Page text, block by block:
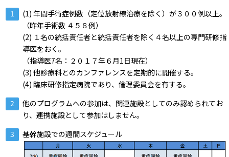
(1) 年間手術症例数（定位放射線治療を除く）が３００例以上。
（昨年手術数 ４５８例）
(2) １名の統括責任者と統括責任者を除く４名以上の専門研修指
導医をおく。
（指導医7名：２０１７年６月1日現在）
(3) 他診療科とのカンファレンスを定期的に開催する。
(4) 臨床研修指定病院であり、倫理委員会を有する。
他のプログラムへの参加は、関連施設としてのみ認められてお
り、連携施設として参加はしません。
基幹施設での週間スケジュール